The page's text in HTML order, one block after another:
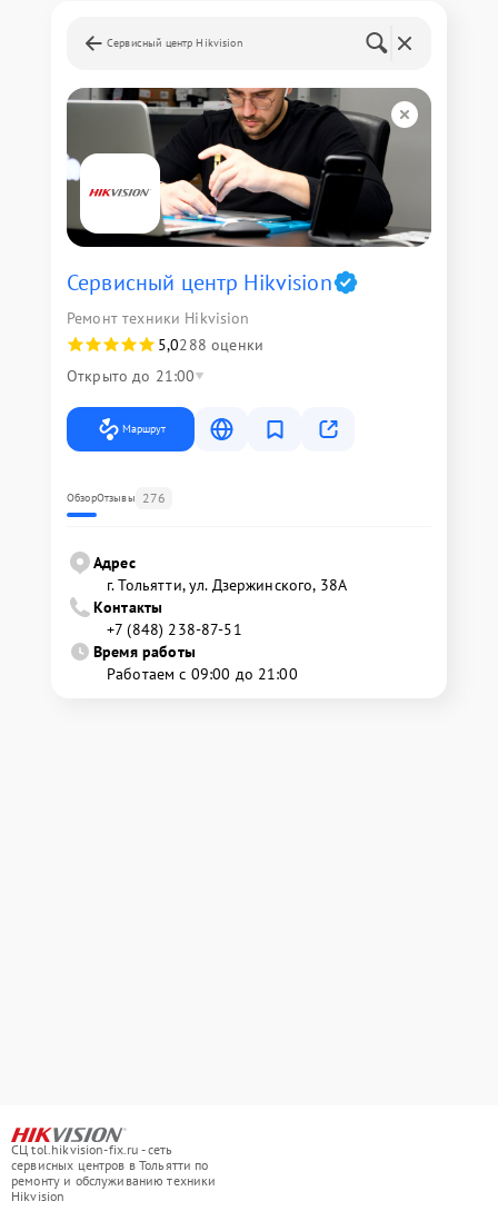
Сервисный центр Hikvision
Сервисный центр Hikvision
Ремонт техники Hikvision
5,0288 оценки
Открыто до 21:00
Маршрут
ОбзорОтзывы 276
Адрес
г. Тольятти, ул. Дзержинского, 38А
Контакты
+7 (848) 238-87-51
Время работы
Работаем с 09:00 до 21:00
СЦ tol.hikvision-fix.ru - сеть
сервисных центров в Тольятти по
ремонту и обслуживанию техники
Hikvision